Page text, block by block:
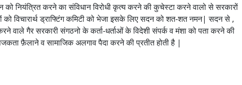
नियंत्रित करने का संविधान विरोधी कृत्य करने की कुचेस्टा करने वालो से सरकारों
विचारार्थ ड्राफ्टिंग कमिटी को भेजा इसके लिए सदन को शत-शत नमन| सदन से ,
वाले गैर सरकारी संगठनो के कर्ता-धर्ताओं के विदेशी संपर्क व मंशा को पता करने की
फ़ैलाने व सामाजिक अलगाव पैदा करने की प्रतीत होती है |